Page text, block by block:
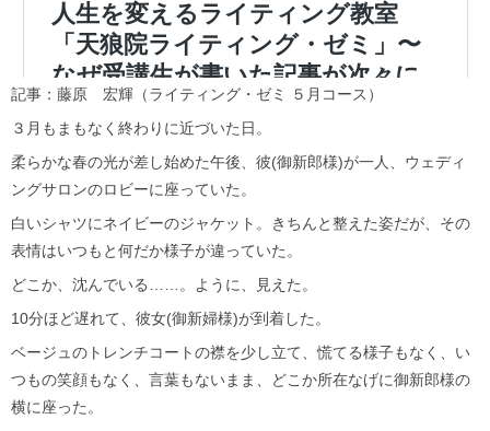
記事：藤原 宏輝（ライティング・ゼミ ５月コース）
３月もまもなく終わりに近づいた日。
柔らかな春の光が差し始めた午後、彼(御新郎様)が一人、ウェディ
ングサロンのロビーに座っていた。
白いシャツにネイビーのジャケット。きちんと整えた姿だが、その
表情はいつもと何だか様子が違っていた。
どこか、沈んでいる……。ように、見えた。
10分ほど遅れて、彼女(御新婦様)が到着した。
ベージュのトレンチコートの襟を少し立て、慌てる様子もなく、い
つもの笑顔もなく、言葉もないまま、どこか所在なげに御新郎様の
横に座った。